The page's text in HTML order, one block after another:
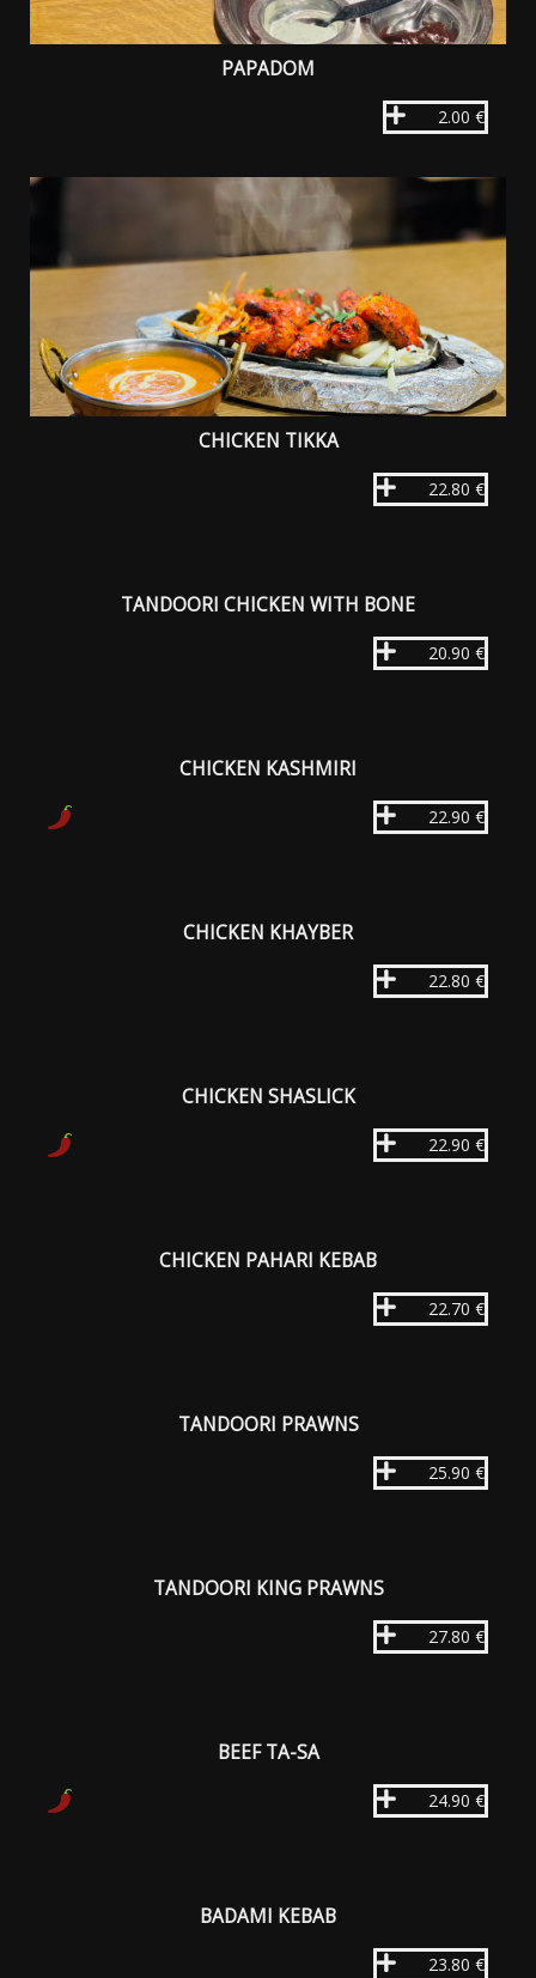
PAPADOM
2.00 €
CHICKEN TIKKA
22.80 €
TANDOORI CHICKEN WITH BONE
20.90 €
CHICKEN KASHMIRI
22.90 €
CHICKEN KHAYBER
22.80 €
CHICKEN SHASLICK
22.90 €
CHICKEN PAHARI KEBAB
22.70 €
TANDOORI PRAWNS
25.90 €
TANDOORI KING PRAWNS
27.80 €
BEEF TA-SA
24.90 €
BADAMI KEBAB
23.80 €